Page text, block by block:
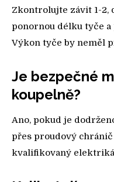
Zkontrolujte závit 1-2,
ponornou délku tyče
Výkon tyče by neměl
Je bezpečné
koupelně?
Ano, pokud je
přes proudový
kvalifikovaný